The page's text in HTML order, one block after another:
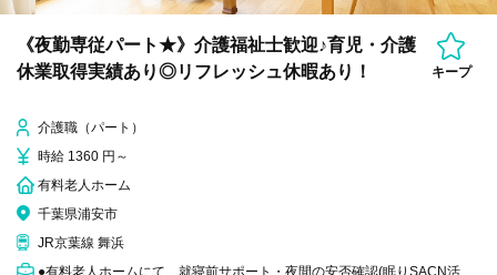
《夜勤専従パート★》介護福祉士歓迎♪育児・介護
休業取得実績あり◎リフレッシュ休暇あり！
キープ
介護職（パート）
時給 1360 円～
有料老人ホーム
千葉県浦安市
JR京葉線 舞浜
●有料老人ホームにて、就寝前サポート・夜間の安否確認(眠りSACN活